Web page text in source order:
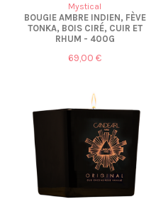
Mystical
BOUGIE AMBRE INDIEN, FÈVE
TONKA, BOIS CIRÉ, CUIR ET
RHUM - 400G
69,00 €